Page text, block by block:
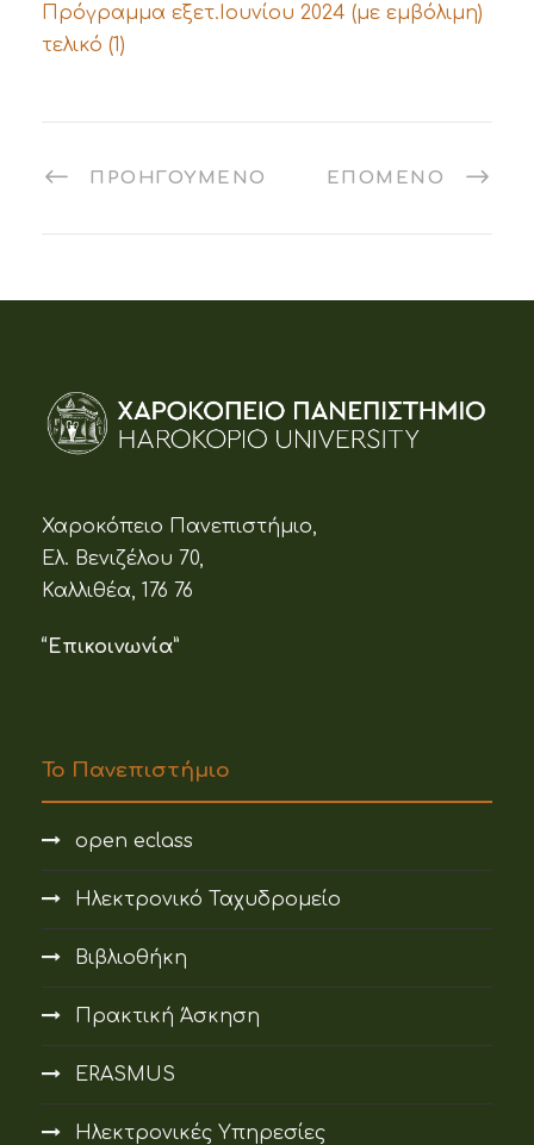
Πρόγραμμα εξετ.Ιουνίου 2024 (με εμβόλιμη)
τελικό (1)
ΠΡΟΗΓΟΎΜΕΝΟ ΕΠΌΜΕΝΟ
Χαροκόπειο Πανεπιστήμιο,
Ελ. Βενιζέλου 70,
Καλλιθέα, 176 76
“Επικοινωνία”
Το Πανεπιστήμιο
open eclass
Ηλεκτρονικό Ταχυδρομείο
Βιβλιοθήκη
Πρακτική Άσκηση
ERASMUS
Ηλεκτρονικές Υπηρεσίες